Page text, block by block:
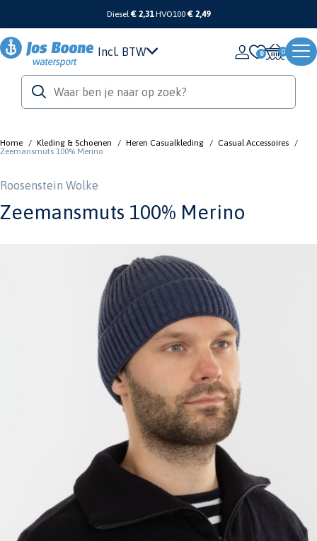
Diesel€ 2,31 HVO100 € 2,49
Incl. BTW 0
Home / Kleding & Schoenen / Heren Casualkleding / Casual Accessoires /
Zeemansmuts 100% Merino
Roosenstein Wolke
Zeemansmuts 100% Merino